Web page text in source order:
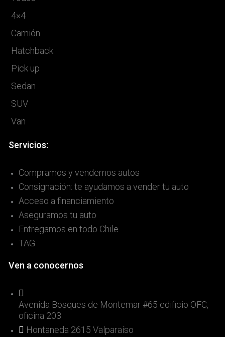
4×4
Camión
Hatchback
Pick up
Sedan
SUV
Van
Servicios:
Compramos y vendemos autos
Consignación: te ayudamos a vender tu auto
Acceso a financiamiento
Aseguramos tu auto
Entregamos en todo Chile
TAG
Ven a conocernos
Avenida Bosques de Montemar #65 edificio OFC,
oficina 203
Hontaneda 2615 Valparaíso